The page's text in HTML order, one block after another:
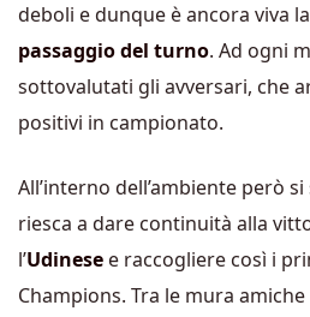
deboli e dunque è ancora viva
passaggio del turno. Ad ogni
sottovalutati gli avversari, che
positivi in campionato.
All’interno dell’ambiente però
riesca a dare continuità alla
l’Udinese e raccogliere così i
Champions. Tra le mura